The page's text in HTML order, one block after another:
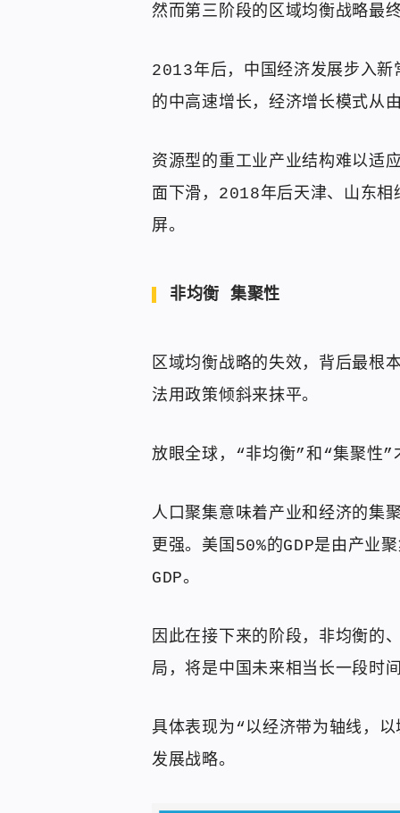
然而第三阶段的区域均衡战略最
2013年后，中国经济发展步入新
的中高速增长，经济增长模式从
资源型的重工业产业结构难以适
面下滑，2018年后天津、山东
屏。
非均衡 集聚性
区域均衡战略的失效，背后最根
法用政策倾斜来抹平。
放眼全球，“非均衡”和“集聚性”
人口聚集意味着产业和经济的集
更强。美国50%的GDP是由产业
GDP。
因此在接下来的阶段，非均衡的
局，将是中国未来相当长一段时
具体表现为“以经济带为轴线，
发展战略。